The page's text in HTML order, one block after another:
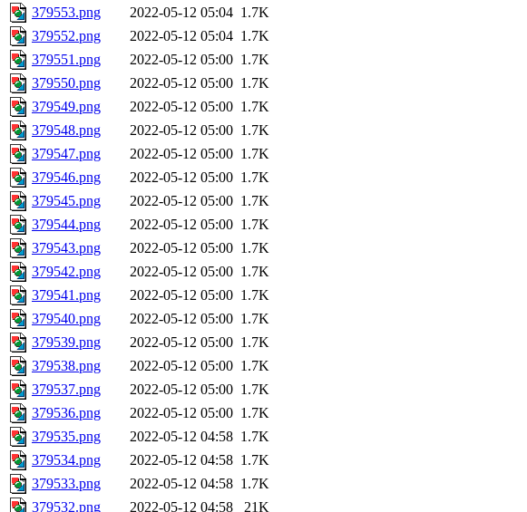
379553.png
2022-05-12 05:04 1.7K
379552.png
2022-05-12 05:04 1.7K
379551.png
2022-05-12 05:00 1.7K
379550.png
2022-05-12 05:00 1.7K
379549.png
2022-05-12 05:00 1.7K
379548.png
2022-05-12 05:00 1.7K
379547.png
2022-05-12 05:00 1.7K
379546.png
2022-05-12 05:00 1.7K
379545.png
2022-05-12 05:00 1.7K
379544.png
2022-05-12 05:00 1.7K
379543.png
2022-05-12 05:00 1.7K
379542.png
2022-05-12 05:00 1.7K
379541.png
2022-05-12 05:00 1.7K
379540.png
2022-05-12 05:00 1.7K
379539.png
2022-05-12 05:00 1.7K
379538.png
2022-05-12 05:00 1.7K
379537.png
2022-05-12 05:00 1.7K
379536.png
2022-05-12 05:00 1.7K
379535.png
2022-05-12 04:58 1.7K
379534.png
2022-05-12 04:58 1.7K
379533.png
2022-05-12 04:58 1.7K
379532.png
2022-05-12 04:58
21K